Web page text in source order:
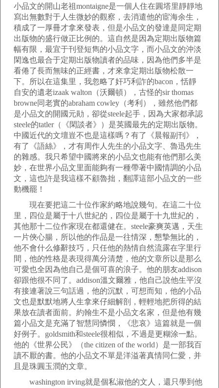
小品文的開山老祖montaigne是一個人住在圓塔里靜靜地
寫出無數對于人生微妙的觀察，去消遣他的宦海余生，
積成了一厚冊才拿來發表，但是小品文的發達是同定期
出版物的盛行做正比例的。這自然是因為定期出版物篇
幅有限，最宜于刊登短雋的小品文字，而小品文的沖淡
閑逸也最合于定期出版物讀者的品味，因為他們多半是
看倦了長而無味的正經書，才來拿定期出版物松散一
下。所以在這集里，我忽略了奸巧利詐的bacon，恬靜
自安的遺老izaak walton（沃爾頓），古怪的sir thomas
browne同老實的abraham cowley（考利），雖然他們都
是小品文的開國元勛，卻從steele起手，因為大家都承認
steele的tatler（《閑談者》）是英國最先的定期出版物。
中國近代的文壇豈不也是這樣嗎？有了《晨報副刊》，
有了《語絲》，才有周作人先生的小品文字、魯迅先生
的雜感。我只希望中國將來的小品文也能有他們那么美
妙，在世界小品文里面能夠有一種帶著中國情調的小品
文，這也許是我這樣不顧魯拙，翻譯這部小品文的一些
動機罷！
現在要把這二十位作家約略地說幾句。在這二十位
里，四位是屬于十八世紀的，四位是屬于十九世紀的，
其他那十二位作家現在都還健在。steele豪爽英邁，天生
一片俠心腸，所以他的作品是一往情深，懇摯無比的，
他不會什么修辭技巧，只任他的熱情自然流露在字里行
間，他的性格是表現得萬分清楚，他的文章所以是那么
可愛也全因為他自己是個可喜的浪子。他的朋友addison
卻跟他很不同了。addison溫文爾雅，他自己說他生平沒
有接連著說三句話過，他的沉默，可想而知，他的小品
文也是默默地將人生拿來仔細解剖，輕輕地把所得的結
果放在讀者面前。約翰生不是小品文名家，但是他有幾
篇小品文是充滿了智慧同憐憫，《悲哀》這篇就是一個
好例子。goldsmith和steele很相似，不過是更糊涂一點。
他的《世界公民》（the citizen of the world）是一部我百
讀不厭的書。他的小品文不單是洋溢著真情同仁愛，并
且是珠圓玉潤的文章。
washington irving就是個私淑他的文人，還只學到他